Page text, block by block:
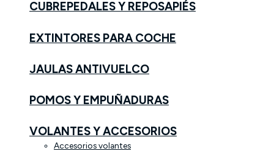
CUBREPEDALES Y REPOSAPIÉS
EXTINTORES PARA COCHE
JAULAS ANTIVUELCO
POMOS Y EMPUÑADURAS
VOLANTES Y ACCESORIOS
Accesorios volantes